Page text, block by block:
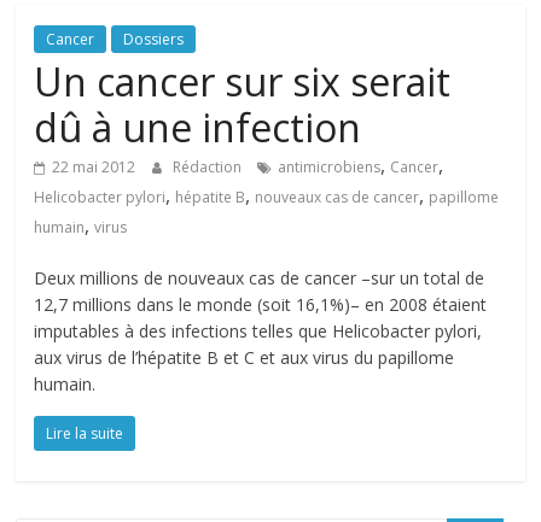
de
toute
famille
Cancer Dossiers
Un cancer sur six serait
dû à une infection
22 mai 2012 Rédaction antimicrobiens, Cancer,
Helicobacter pylori, hépatite B, nouveaux cas de cancer, papillome
humain,virus
Deux millions de nouveaux cas de cancer –sur un total de
12,7 millions dans le monde (soit 16,1%)– en 2008 étaient
imputables à des infections telles que Helicobacter pylori,
aux virus de l’hépatite B et C et aux virus du papillome
humain.
Lire la suite